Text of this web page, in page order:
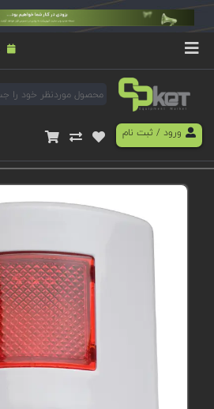
ورود/ ثبت نام